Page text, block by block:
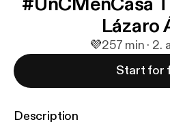
Lázaro
💜257 min · 2.
Start for
Description